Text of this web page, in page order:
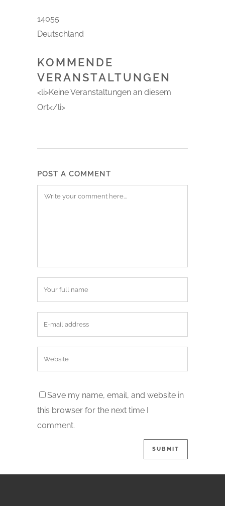
14055
Deutschland
KOMMENDE
VERANSTALTUNGEN
<li>Keine Veranstaltungen an diesem
Ort</li>
POST A COMMENT
Save my name, email, and website in
this browser for the next time I
comment.